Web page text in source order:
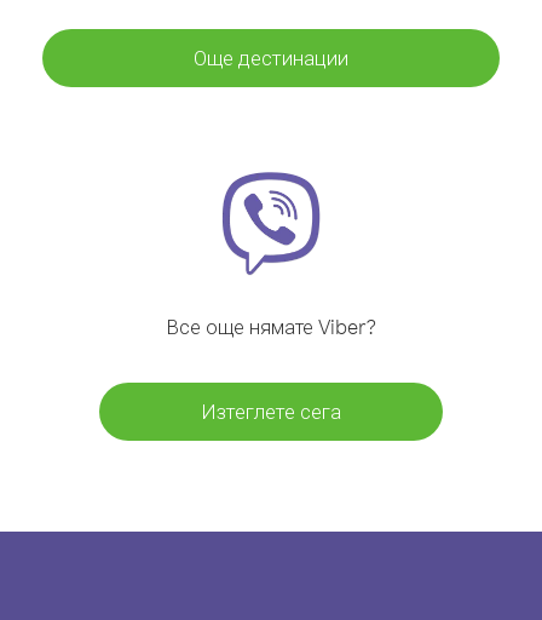
Още дестинации
Все още нямате Viber?
Изтеглете сега